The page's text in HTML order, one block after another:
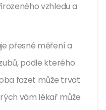
vzhledu a
přesné měření a
podle kterého
fazet může trvat
vám lékař může